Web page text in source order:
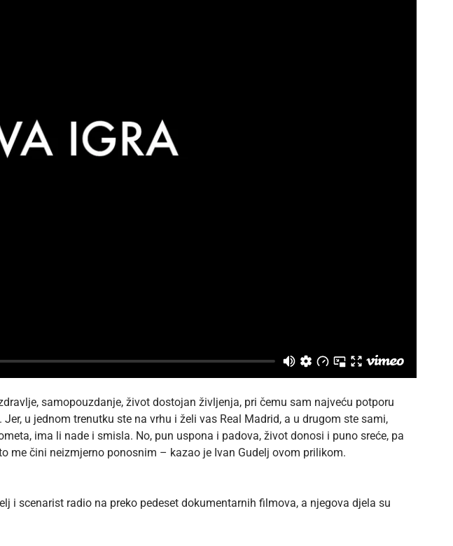
samopouzdanje, život dostojan življenja, pri čemu sam najveću potporu
u jednom trenutku ste na vrhu i želi vas Real Madrid, a u drugom ste sami,
ima li nade i smisla. No, pun uspona i padova, život donosi i puno sreće, pa
me čini neizmjerno ponosnim – kazao je Ivan Gudelj ovom prilikom.
i scenarist radio na preko pedeset dokumentarnih filmova, a njegova djela su